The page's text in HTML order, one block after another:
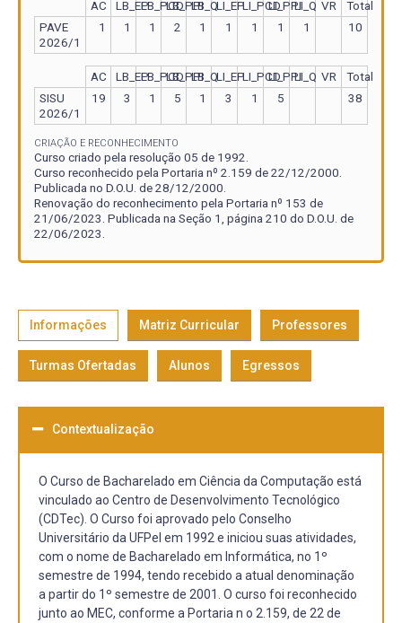
AC LB_EPLB_PCDLB_PPILB_QLI_EPLI_PCDLI_PPILI_Q VR
Total
PAVE
2026/1
1 1 1 2 1 1 1 1 1 10
AC LB_EPLB_PCDLB_PPILB_QLI_EPLI_PCDLI_PPILI_Q VR
Total
SISU
2026/1
19 3 1 5 1 3 1 5 38
CRIAÇÃO E RECONHECIMENTO
Curso criado pela resolução 05 de 1992.
Curso reconhecido pela Portaria nº 2.159 de 22/12/2000.
Publicada no D.O.U. de 28/12/2000.
Renovação do reconhecimento pela Portaria nº 153 de
21/06/2023. Publicada na Seção 1, página 210 do D.O.U. de
22/06/2023.
Informações Matriz Curricular Professores
Turmas Ofertadas Alunos Egressos
Contextualização
O Curso de Bacharelado em Ciência da Computação está
vinculado ao Centro de Desenvolvimento Tecnológico
(CDTec). O Curso foi aprovado pelo Conselho
Universitário da UFPel em 1992 e iniciou suas atividades,
com o nome de Bacharelado em Informática, no 1º
semestre de 1994, tendo recebido a atual denominação
a partir do 1º semestre de 2001. O curso foi reconhecido
junto ao MEC, conforme a Portaria n o 2.159, de 22 de